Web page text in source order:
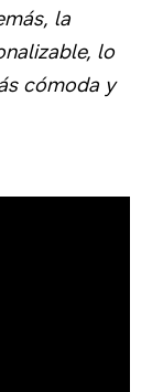
la
lo
cómoda y